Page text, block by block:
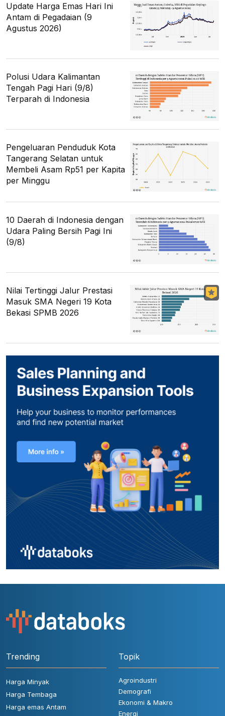
Update Harga Emas Hari Ini
Antam di Pegadaian (9
Agustus 2026)
Polusi Udara Kalimantan
Tengah Pagi Hari (9/8)
Terparah di Indonesia
Pengeluaran Penduduk Kota
Tangerang Selatan untuk
Membeli Asam Rp51 per Kapita
per Minggu
10 Daerah di Indonesia dengan
Udara Paling Bersih Pagi Ini
(9/8)
Nilai Tertinggi Jalur Prestasi
Masuk SMA Negeri 19 Kota
Bekasi SPMB 2026
Trending
Harga Minyak
Harga Tembaga
Harga emas Antam
Topik
Agroindustri
Demografi
Ekonomi & Makro
Energi